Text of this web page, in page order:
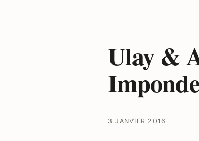
Ulay &
3 JANVIER 2016